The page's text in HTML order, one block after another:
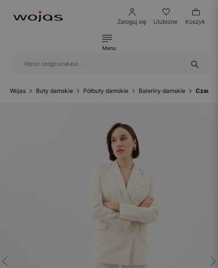
Zaloguj się Ulubione Koszyk
Menu
Wojas Buty damskie Półbuty damskie Baleriny damskie Czarne